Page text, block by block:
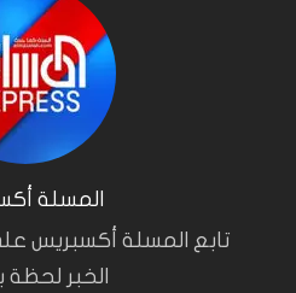
المسلة
تابع المسلة أكسبريس
الخبر